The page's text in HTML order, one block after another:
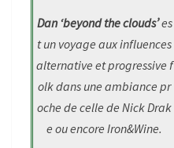
Dan ‘beyond the clouds’es
t un voyage aux influences
alternative et progressive f
olk dans une ambiance pr
oche de celle de Nick Drak
e ou encore Iron&Wine.